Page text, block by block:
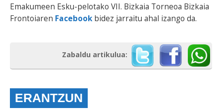
Emakumeen Esku-pelotako VII. Bizkaia Torneoa Bizkaia
Frontoiaren Facebookbidez jarraitu ahal izango da.
Zabaldu artikulua:
ERANTZUN